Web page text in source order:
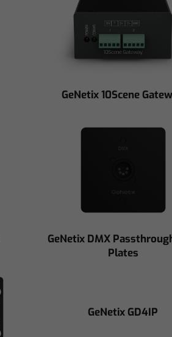
GeNetix 10Scene
GeNetix DMX
Plates
GeNetix GD4IP